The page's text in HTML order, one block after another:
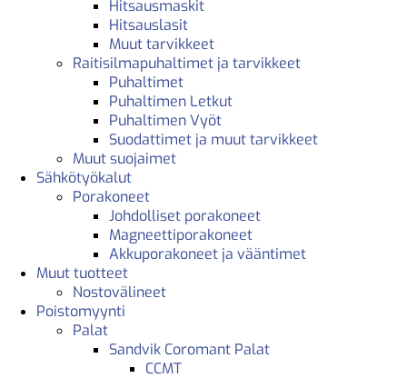
Hitsausmaskit
Hitsauslasit
Muut tarvikkeet
Raitisilmapuhaltimet ja tarvikkeet
Puhaltimet
Puhaltimen Letkut
Puhaltimen Vyöt
Suodattimet ja muut tarvikkeet
Muut suojaimet
Sähkötyökalut
Porakoneet
Johdolliset porakoneet
Magneettiporakoneet
Akkuporakoneet ja vääntimet
Muut tuotteet
Nostovälineet
Poistomyynti
Palat
Sandvik Coromant Palat
CCMT